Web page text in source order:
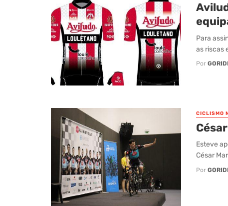
Para
as riscas
Por
CICLISMO
Esteve
César
Por